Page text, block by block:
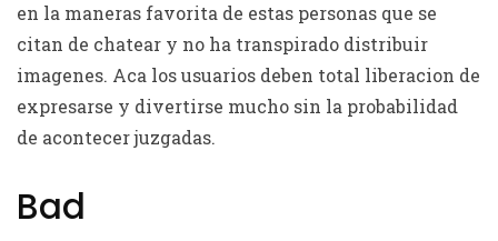
en la maneras favorita de estas personas que se
citan de chatear y no ha transpirado distribuir
imagenes. Aca los usuarios deben total liberacion de
expresarse y divertirse mucho sin la probabilidad
de acontecer juzgadas.
Bad